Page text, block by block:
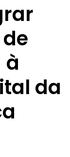
à
da